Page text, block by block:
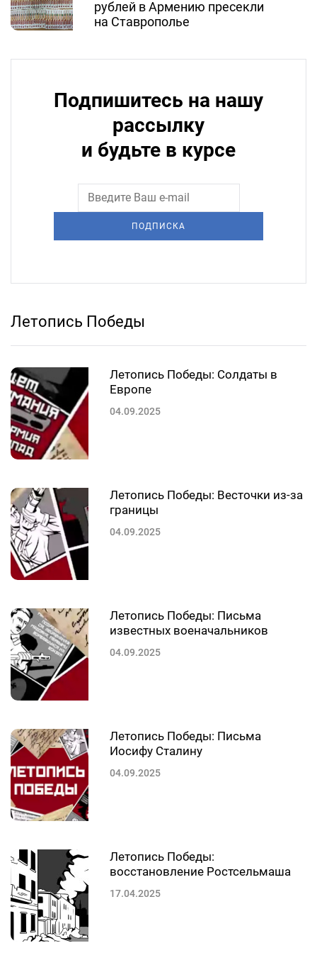
рублей в Армению пресекли
на Ставрополье
Подпишитесь на нашу
рассылку
и будьте в курсе
ПОДПИСКА
Летопись Победы
Летопись Победы: Солдаты в
Европе
04.09.2025
Летопись Победы: Весточки из-за
границы
04.09.2025
Летопись Победы: Письма
известных военачальников
04.09.2025
Летопись Победы: Письма
Иосифу Сталину
04.09.2025
Летопись Победы:
восстановление Ростсельмаша
17.04.2025